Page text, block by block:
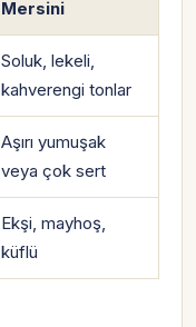
Mersini
Soluk, lekeli,
kahverengi tonlar
Aşırı yumuşak
veya çok sert
Ekşi, mayhoş,
küflü